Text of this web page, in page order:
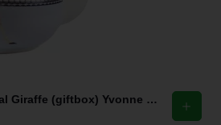
Theepot 1.6 ltr Carnival Giraffe (giftbox) Yvonne Ellen